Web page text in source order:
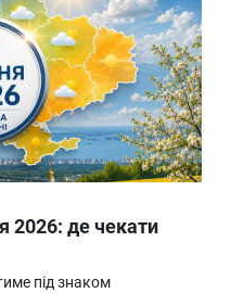
2026: де чекати
під знаком